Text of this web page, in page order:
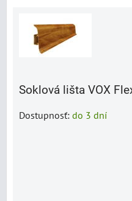
Soklová lišta VOX
Dostupnosť: do 3 dní